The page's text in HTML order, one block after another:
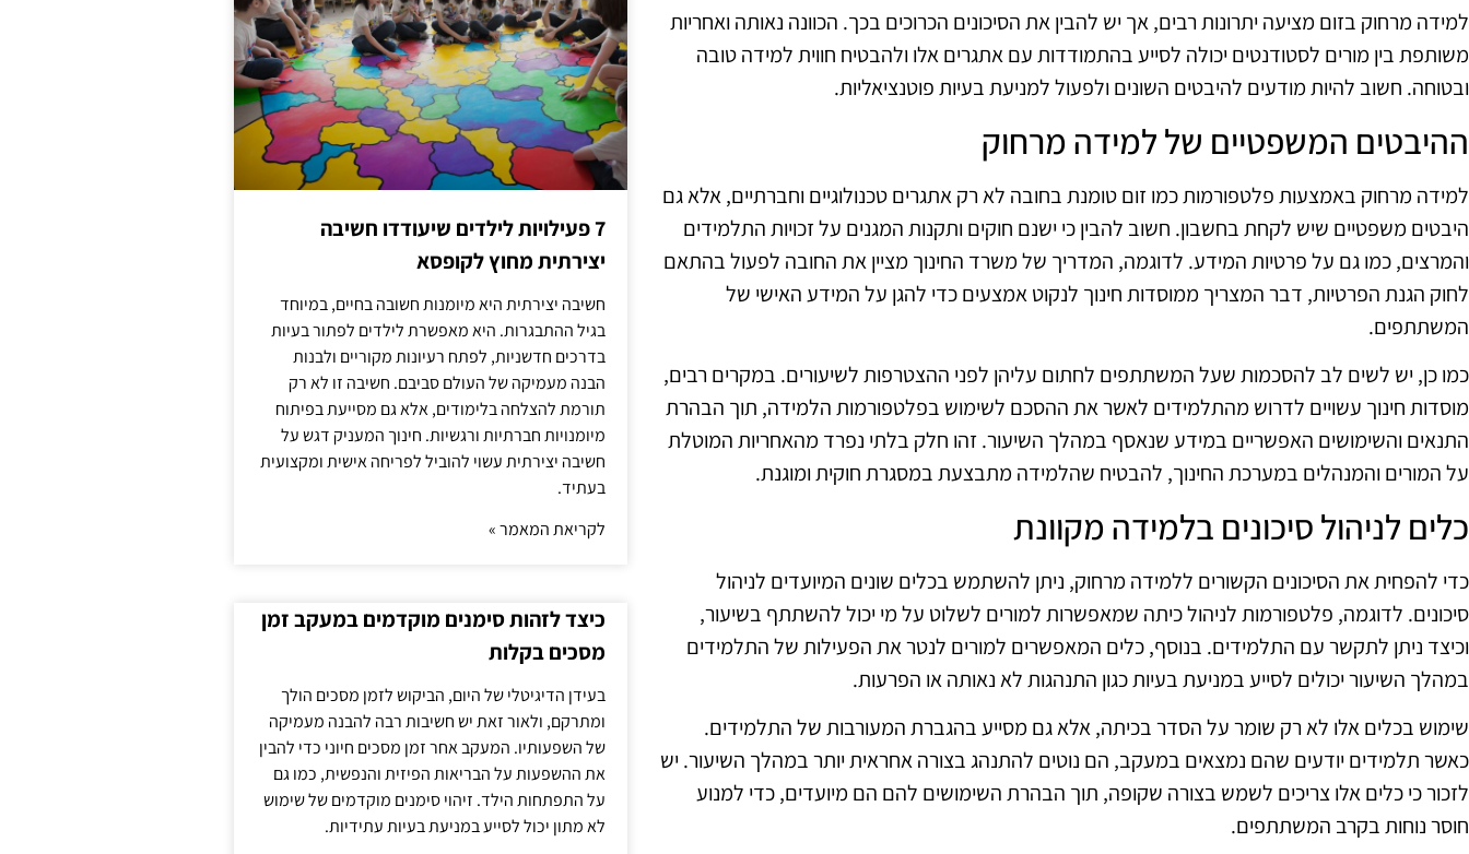
למידה מרחוק בזום מציעה יתרונות רבים, אך יש להבין את הסיכונים הכרוכים בכך. הכוונה נאותה ואחריות
משותפת בין מורים לסטודנטים יכולה לסייע בהתמודדות עם אתגרים אלו ולהבטיח חווית למידה טובה
ובטוחה. חשוב להיות מודעים להיבטים השונים ולפעול למניעת בעיות פוטנציאליות.
ההיבטים המשפטיים של למידה מרחוק
למידה מרחוק באמצעות פלטפורמות כמו זום טומנת בחובה לא רק אתגרים טכנולוגיים וחברתיים, אלא גם
היבטים משפטיים שיש לקחת בחשבון. חשוב להבין כי ישנם חוקים ותקנות המגנים על זכויות התלמידים
והמרצים, כמו גם על פרטיות המידע. לדוגמה, המדריך של משרד החינוך מציין את החובה לפעול בהתאם
לחוק הגנת הפרטיות, דבר המצריך ממוסדות חינוך לנקוט אמצעים כדי להגן על המידע האישי של
המשתתפים.
כמו כן, יש לשים לב להסכמות שעל המשתתפים לחתום עליהן לפני ההצטרפות לשיעורים. במקרים רבים,
מוסדות חינוך עשויים לדרוש מהתלמידים לאשר את ההסכם לשימוש בפלטפורמות הלמידה, תוך הבהרת
התנאים והשימושים האפשריים במידע שנאסף במהלך השיעור. זהו חלק בלתי נפרד מהאחריות המוטלת
על המורים והמנהלים במערכת החינוך, להבטיח שהלמידה מתבצעת במסגרת חוקית ומוגנת.
כלים לניהול סיכונים בלמידה מקוונת
כדי להפחית את הסיכונים הקשורים ללמידה מרחוק, ניתן להשתמש בכלים שונים המיועדים לניהול
סיכונים. לדוגמה, פלטפורמות לניהול כיתה שמאפשרות למורים לשלוט על מי יכול להשתתף בשיעור,
וכיצד ניתן לתקשר עם התלמידים. בנוסף, כלים המאפשרים למורים לנטר את הפעילות של התלמידים
במהלך השיעור יכולים לסייע במניעת בעיות כגון התנהגות לא נאותה או הפרעות.
שימוש בכלים אלו לא רק שומר על הסדר בכיתה, אלא גם מסייע בהגברת המעורבות של התלמידים.
כאשר תלמידים יודעים שהם נמצאים במעקב, הם נוטים להתנהג בצורה אחראית יותר במהלך השיעור. יש
לזכור כי כלים אלו צריכים לשמש בצורה שקופה, תוך הבהרת השימושים להם הם מיועדים, כדי למנוע
חוסר נוחות בקרב המשתתפים.
7 פעילויות לילדים שיעודדו חשיבה
יצירתית מחוץ לקופסא
חשיבה יצירתית היא מיומנות חשובה בחיים, במיוחד
בגיל ההתבגרות. היא מאפשרת לילדים לפתור בעיות
בדרכים חדשניות, לפתח רעיונות מקוריים ולבנות
הבנה מעמיקה של העולם סביבם. חשיבה זו לא רק
תורמת להצלחה בלימודים, אלא גם מסייעת בפיתוח
מיומנויות חברתיות ורגשיות. חינוך המעניק דגש על
חשיבה יצירתית עשוי להוביל לפריחה אישית ומקצועית
בעתיד.
לקריאת המאמר »
כיצד לזהות סימנים מוקדמים במעקב זמן
מסכים בקלות
בעידן הדיגיטלי של היום, הביקוש לזמן מסכים הולך
ומתרקם, ולאור זאת יש חשיבות רבה להבנה מעמיקה
של השפעותיו. המעקב אחר זמן מסכים חיוני כדי להבין
את ההשפעות על הבריאות הפיזית והנפשית, כמו גם
על התפתחות הילד. זיהוי סימנים מוקדמים של שימוש
לא מתון יכול לסייע במניעת בעיות עתידיות.